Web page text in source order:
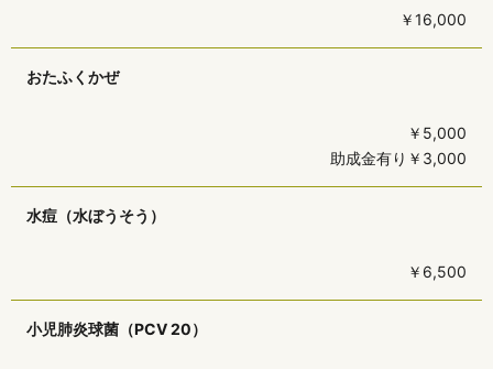
￥16,000
おたふくかぜ
￥5,000
助成金有り￥3,000
水痘（水ぼうそう）
￥6,500
小児肺炎球菌（PCV 20）